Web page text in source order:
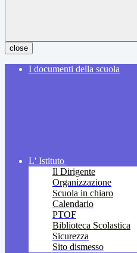
close
I documenti della scuola
L' Istituto
Il Dirigente
Organizzazione
Scuola in chiaro
Calendario
PTOF
Biblioteca Scolastica
Sicurezza
Sito dismesso